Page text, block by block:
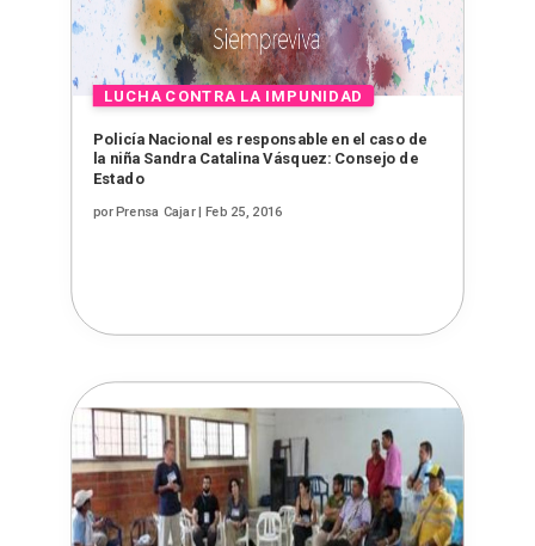
Policía Nacional es responsable en el caso de
la niña Sandra Catalina Vásquez: Consejo de
Estado
por Prensa Cajar| Feb 25, 2016